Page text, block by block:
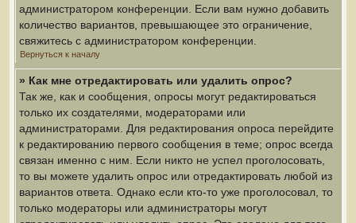
администратором конференции. Если вам нужно добавить
количество вариантов, превышающее это ограничение,
свяжитесь с администратором конференции.
Вернуться к началу
» Как мне отредактировать или удалить опрос?
Так же, как и сообщения, опросы могут редактироваться
только их создателями, модераторами или
администраторами. Для редактирования опроса перейдите
к редактированию первого сообщения в теме; опрос всегда
связан именно с ним. Если никто не успел проголосовать,
то вы можете удалить опрос или отредактировать любой из
вариантов ответа. Однако если кто-то уже проголосовал, то
только модераторы или администраторы могут